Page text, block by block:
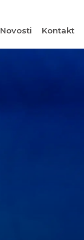
Novosti Kontakt